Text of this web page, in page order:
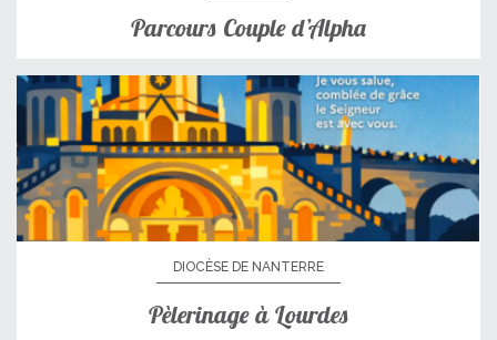
Parcours Couple d’Alpha
DIOCÈSE DE NANTERRE
Pèlerinage à Lourdes